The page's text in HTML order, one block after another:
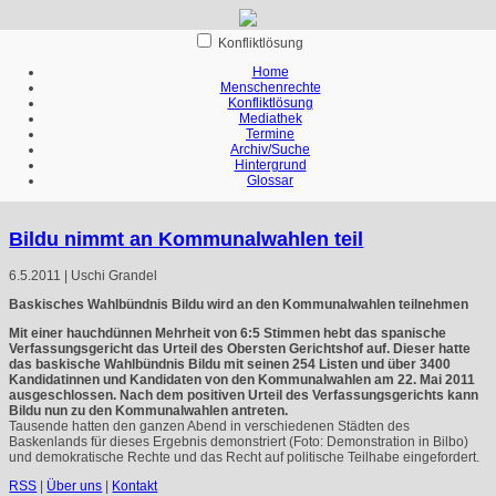
Konfliktlösung
Home
Menschenrechte
Konfliktlösung
Mediathek
Termine
Archiv/Suche
Hintergrund
Glossar
Bildu nimmt an Kommunalwahlen teil
6.5.2011 | Uschi Grandel
Baskisches Wahlbündnis Bildu wird an den Kommunalwahlen teilnehmen
Mit einer hauchdünnen Mehrheit von 6:5 Stimmen hebt das spanische
Verfassungsgericht das Urteil des Obersten Gerichtshof auf. Dieser hatte
das baskische Wahlbündnis Bildu mit seinen 254 Listen und über 3400
Kandidatinnen und Kandidaten von den Kommunalwahlen am 22. Mai 2011
ausgeschlossen. Nach dem positiven Urteil des Verfassungsgerichts kann
Bildu nun zu den Kommunalwahlen antreten.
Tausende hatten den ganzen Abend in verschiedenen Städten des
Baskenlands für dieses Ergebnis demonstriert (Foto: Demonstration in Bilbo)
und demokratische Rechte und das Recht auf politische Teilhabe eingefordert.
RSS | Über uns | Kontakt